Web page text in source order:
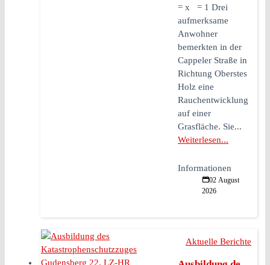
= x = 1 Drei
aufmerksame
Anwohner
bemerkten in der
Cappeler Straße in
Richtung Oberstes
Holz eine
Rauchentwicklung
auf einer
Grasfläche. Sie...
Weiterlesen...
Informationen
02 August
2026
Aktuelle Berichte